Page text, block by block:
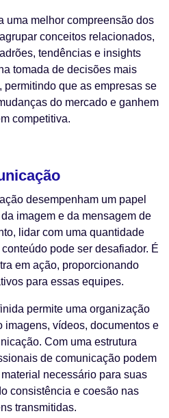
uma melhor compreensão dos
conceitos relacionados,
tendências e insights
tomada de decisões mais
permitindo que as empresas se
do mercado e ganhem
competitiva.
desempenham um papel
imagem e da mensagem de
lidar com uma quantidade
pode ser desafiador. É
em ação, proporcionando
para essas equipes.
permite uma organização
imagens, vídeos, documentos e
Com uma estrutura
de comunicação podem
necessário para suas
consistência e coesão nas
transmitidas.